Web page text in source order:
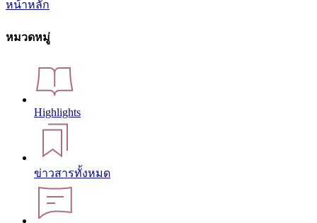
หน้าหลัก
หมวดหมู่
Highlights
ข่าวสารทั้งหมด